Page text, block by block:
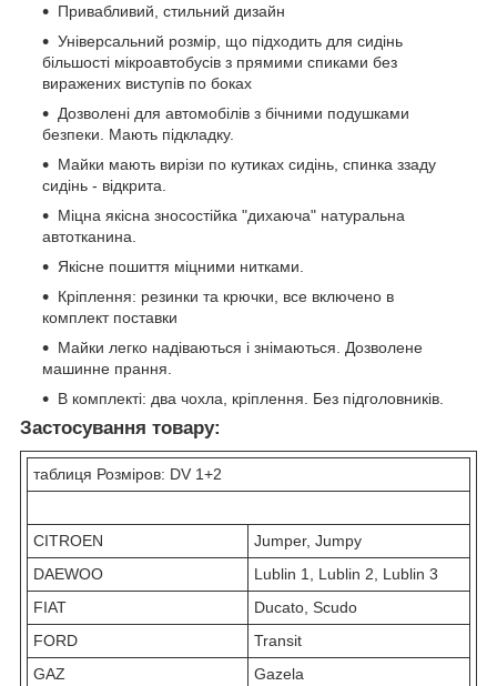
Привабливий, стильний дизайн
Універсальний розмір, що підходить для сидінь
більшості мікроавтобусів з прямими спиками без
виражених виступів по боках
Дозволені для автомобілів з бічними подушками
безпеки. Мають підкладку.
Майки мають вирізи по кутиках сидінь, спинка ззаду
сидінь - відкрита.
Міцна якісна зносостійка "дихаюча" натуральна
автотканина.
Якісне пошиття міцними нитками.
Кріплення: резинки та крючки, все включено в
комплект поставки
Майки легко надіваються і знімаються. Дозволене
машинне прання.
В комплекті: два чохла, кріплення. Без підголовників.
Застосування товару:
таблиця Розміров: DV 1+2
CITROEN
Jumper, Jumpy
DAEWOO
Lublin 1, Lublin 2, Lublin 3
FIAT
Ducato, Scudo
FORD
Transit
GAZ
Gazela